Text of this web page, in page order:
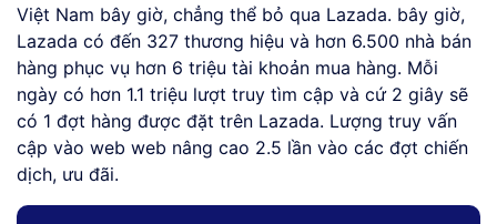
Việt Nam bây giờ, chẳng thể bỏ qua Lazada. bây giờ,
Lazada có đến 327 thương hiệu và hơn 6.500 nhà bán
hàng phục vụ hơn 6 triệu tài khoản mua hàng. Mỗi
ngày có hơn 1.1 triệu lượt truy tìm cập và cứ 2 giây sẽ
có 1 đợt hàng được đặt trên Lazada. Lượng truy vấn
cập vào web web nâng cao 2.5 lần vào các đợt chiến
dịch, ưu đãi.